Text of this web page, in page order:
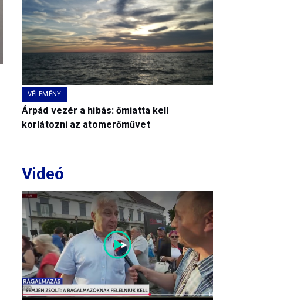
VÉLEMÉNY
Árpád vezér a hibás: őmiatta kell
korlátozni az atomerőművet
Videó